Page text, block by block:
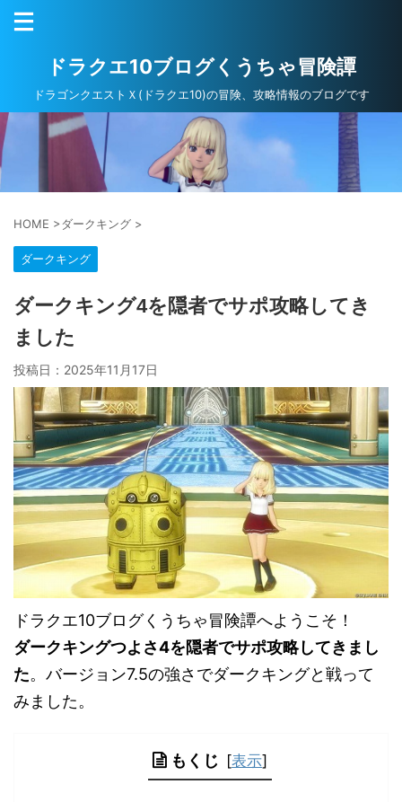
ドラクエ10ブログくうちゃ冒険譚
ドラゴンクエストＸ(ドラクエ10)の冒険、攻略情報のブログです
HOME >ダークキング >
ダークキング
ダークキング4を隠者でサポ攻略してき
ました
投稿日： 2025年11月17日
ドラクエ10ブログくうちゃ冒険譚へようこそ！
ダークキングつよさ4を隠者でサポ攻略してきまし
た。バージョン7.5の強さでダークキングと戦って
みました。
もくじ [表示]